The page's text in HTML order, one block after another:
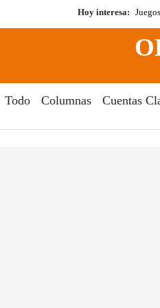
Hoy interesa:
Todo Columnas Cuentas